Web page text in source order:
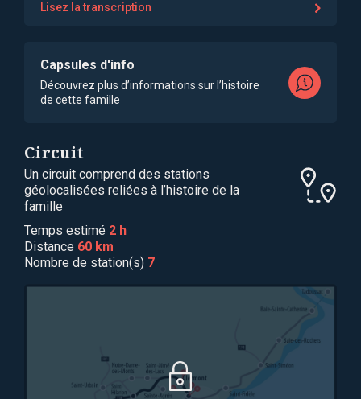
Lisez la transcription
Capsules d'info
Découvrez plus d’informations sur l’histoire
de cette famille
Circuit
Un circuit comprend des stations
géolocalisées reliées à l’histoire de la
famille
Temps estimé 2 h
Distance 60 km
Nombre de station(s) 7